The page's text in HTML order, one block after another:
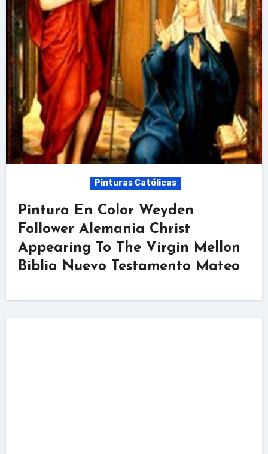
Pinturas Católicas
Pintura En Color Weyden
Follower Alemania Christ
Appearing To The Virgin Mellon
Biblia Nuevo Testamento Mateo